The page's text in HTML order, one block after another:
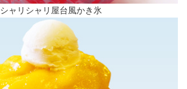
シャリシャリ屋台風かき氷